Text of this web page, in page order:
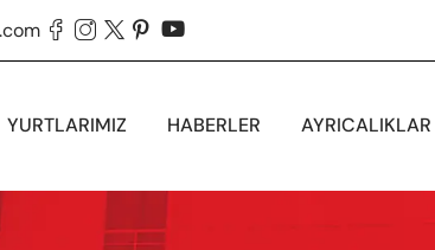
    
YURTLARIMIZ HABERLER AYRICALIKLAR